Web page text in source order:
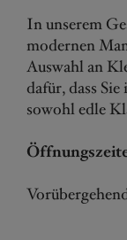
In unserem
modernen
Auswahl an
dafür, dass
sowohl edle